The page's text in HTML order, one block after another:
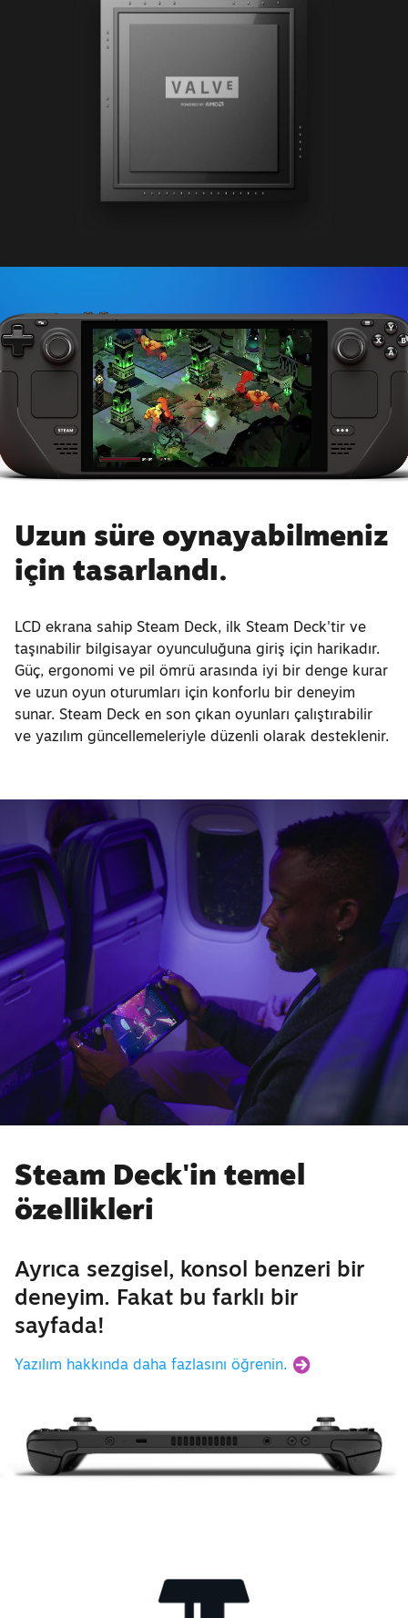
Uzun süre oynayabilmeniz
için tasarlandı.
LCD ekrana sahip Steam Deck, ilk Steam Deck'tir ve
taşınabilir bilgisayar oyunculuğuna giriş için harikadır.
Güç, ergonomi ve pil ömrü arasında iyi bir denge kurar
ve uzun oyun oturumları için konforlu bir deneyim
sunar. Steam Deck en son çıkan oyunları çalıştırabilir
ve yazılım güncellemeleriyle düzenli olarak desteklenir.
Steam Deck'in temel
özellikleri
Ayrıca sezgisel, konsol benzeri bir
deneyim. Fakat bu farklı bir
sayfada!
Yazılım hakkında daha fazlasını öğrenin.